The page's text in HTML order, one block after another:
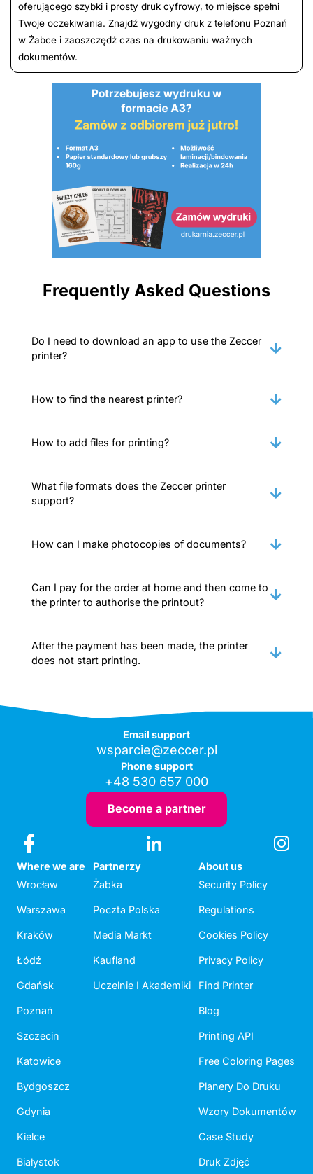
oferującego szybki i prosty druk cyfrowy, to miejsce spełni
Twoje oczekiwania. Znajdź wygodny druk z telefonu Poznań
w Żabce i zaoszczędź czas na drukowaniu ważnych
dokumentów.
Frequently Asked Questions
Do I need to download an app to use the Zeccer
printer?
How to find the nearest printer?
How to add files for printing?
What file formats does the Zeccer printer
support?
How can I make photocopies of documents?
Can I pay for the order at home and then come to
the printer to authorise the printout?
After the payment has been made, the printer
does not start printing.
Email support
wsparcie@zeccer.pl
Phone support
+48 530 657 000
Become a partner
Where we are
Wrocław
Warszawa
Kraków
Łódź
Gdańsk
Poznań
Szczecin
Katowice
Bydgoszcz
Gdynia
Kielce
Białystok
Partnerzy
Żabka
Poczta Polska
Media Markt
Kaufland
Uczelnie I Akademiki
About us
Security Policy
Regulations
Cookies Policy
Privacy Policy
Find Printer
Blog
Printing API
Free Coloring Pages
Planery Do Druku
Wzory Dokumentów
Case Study
Druk Zdjęć